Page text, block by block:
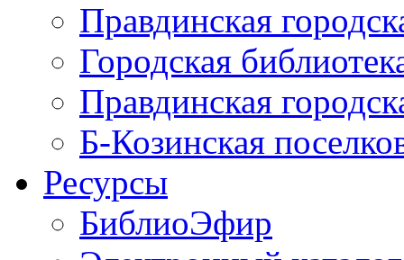
Правдинская
Городская
Правдинская
Б-Козинская
Ресурсы
БиблиоЭфир